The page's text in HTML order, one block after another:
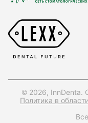
© 2026, InnDenta.
Политика в